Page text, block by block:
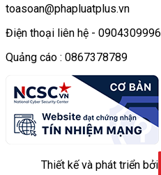
toasoan@phapluatplus.vn
Điện thoại liên hệ - 0904309996
Quảng cáo : 0867378789
Thiết kế và phát triển bởi